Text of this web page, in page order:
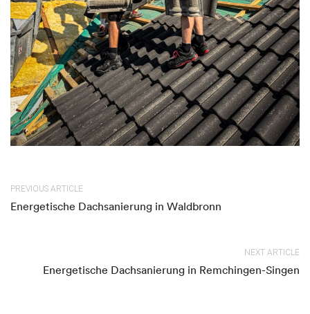
PREVIOUS ARTICLE
Energetische Dachsanierung in Waldbronn
NEXT ARTICLE
Energetische Dachsanierung in Remchingen-Singen